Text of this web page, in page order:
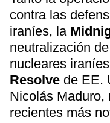
contra las
iraníes, la
neutralización
nucleares
Resolve de EE.
Nicolás Maduro,
recientes más